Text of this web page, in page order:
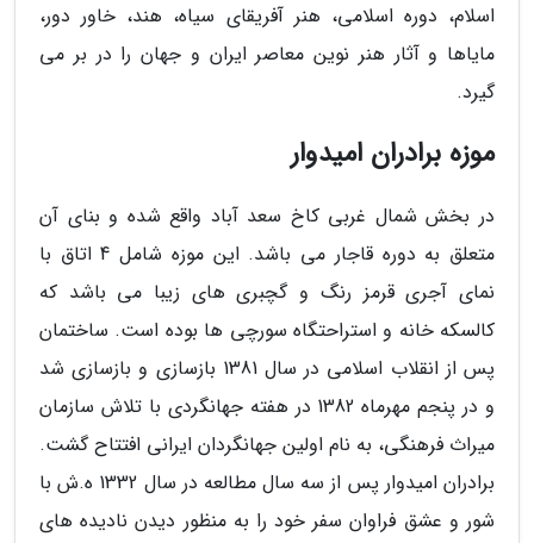
اسلام، دوره اسلامی، هنر آفریقای سیاه، هند، خاور دور،
مایاها و آثار هنر نوین معاصر ایران و جهان را در بر می
گیرد.
موزه برادران امیدوار
در بخش شمال غربی کاخ سعد آباد واقع شده و بنای آن
متعلق به دوره قاجار می باشد. این موزه شامل 4 اتاق با
نمای آجری قرمز رنگ و گچبری های زیبا می باشد که
کالسکه خانه و استراحتگاه سورچی ها بوده است. ساختمان
پس از انقلاب اسلامی در سال 1381 بازسازی و بازسازی شد
و در پنجم مهرماه 1382 در هفته جهانگردی با تلاش سازمان
میراث فرهنگی، به نام اولین جهانگردان ایرانی افتتاح گشت.
برادران امیدوار پس از سه سال مطالعه در سال 1332 ه.ش با
شور و عشق فراوان سفر خود را به منظور دیدن نادیده های